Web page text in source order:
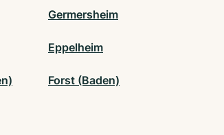
Germersheim
Eppelheim
Forst (Baden)